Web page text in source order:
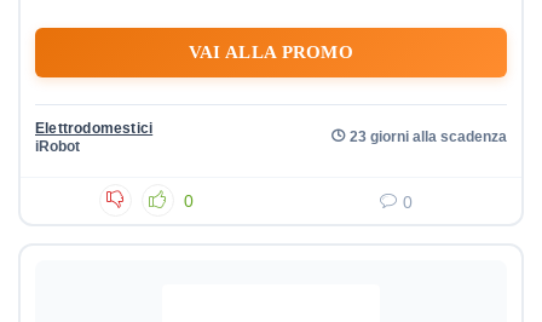
VAI ALLA PROMO
Elettrodomestici
iRobot
23 giorni alla scadenza
0 0